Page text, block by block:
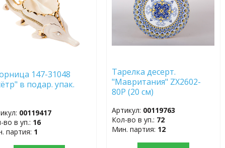
147-31048
в подар. упак.
00119417
во в уп.: 16
партия: 1
Тарелка десерт.
"Мавритания" ZX2602-
80P (20 см)
Артикул: 00119763
Кол-во в уп.: 72
Мин. партия: 12